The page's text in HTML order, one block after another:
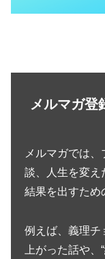
メルマガ登
メルマガでは
談、人生を変え
結果を出すため
例えば、義理チ
上がった話や